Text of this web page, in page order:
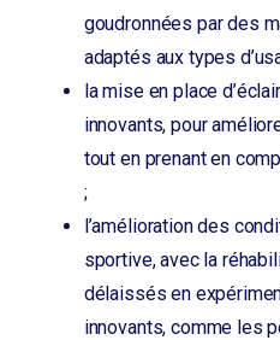
goudronnées par des
adaptés aux types
la mise en place
innovants, pour
tout en prenant en
;
l’amélioration des
sportive, avec la
délaissés en
innovants, comme les